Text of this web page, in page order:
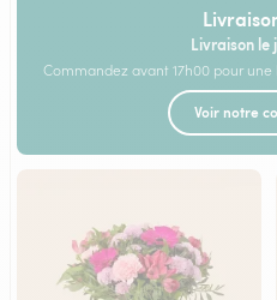
Livraison le
Commandez avant 17h00 pour
Voir notre